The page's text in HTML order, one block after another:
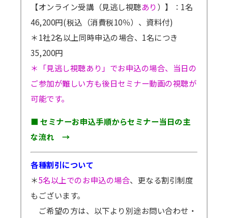
【オンライン受講（見逃し視聴あり ）】：1名
46,200円(税込（消費税10％）、資料付)
＊1社2名以上同時申込の場合、1名につき
35,200円
＊「見逃し視聴あり」でお申込の場合、当日の
ご参加が難しい方も後日セミナー動画の視聴が
可能です。
■ セミナーお申込手順からセミナー当日の主
な流れ →
各種割引について
＊5名以上でのお申込の場合、更なる割引制度
もございます。
ご希望の方は、以下より別途お問い合わせ・